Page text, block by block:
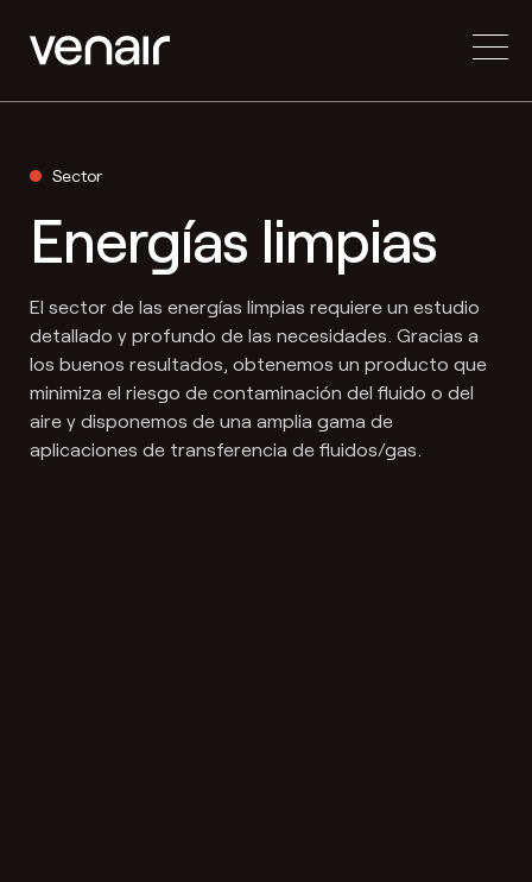
Sector
Energías limpias
El sector de las energías limpias requiere un estudio
detallado y profundo de las necesidades. Gracias a
los buenos resultados, obtenemos un producto que
minimiza el riesgo de contaminación del fluido o del
aire y disponemos de una amplia gama de
aplicaciones de transferencia de fluidos/gas.